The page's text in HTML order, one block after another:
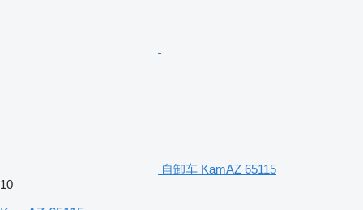
自卸车 KamAZ 65115
10